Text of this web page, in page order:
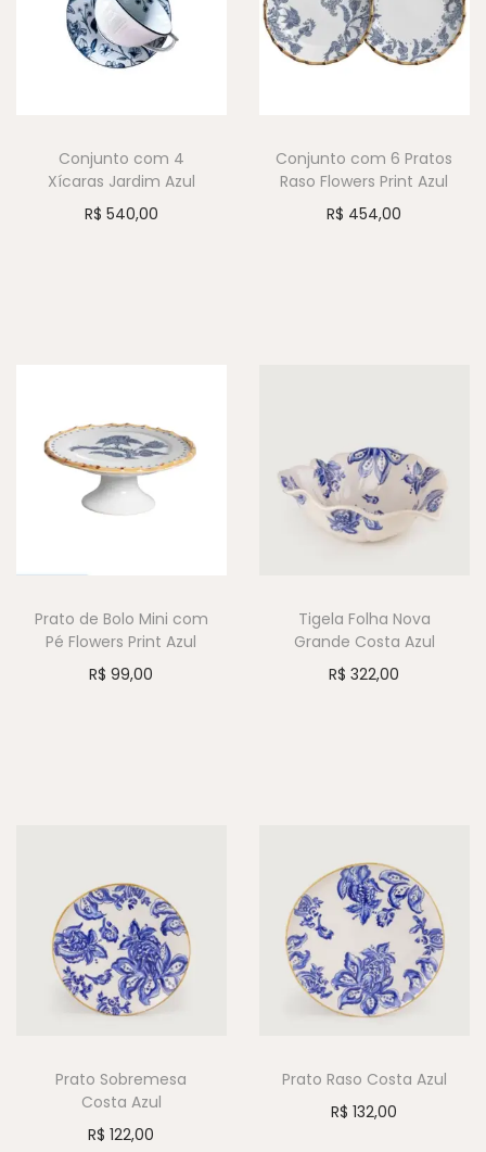
Conjunto com 4
Xícaras Jardim Azul
R$ 540,00
Conjunto com 6 Pratos
Raso Flowers Print Azul
R$ 454,00
Prato de Bolo Mini com
Pé Flowers Print Azul
R$ 99,00
Tigela Folha Nova
Grande Costa Azul
R$ 322,00
Prato Sobremesa
Costa Azul
R$ 122,00
Prato Raso Costa Azul
R$ 132,00